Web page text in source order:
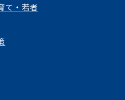
て・若者